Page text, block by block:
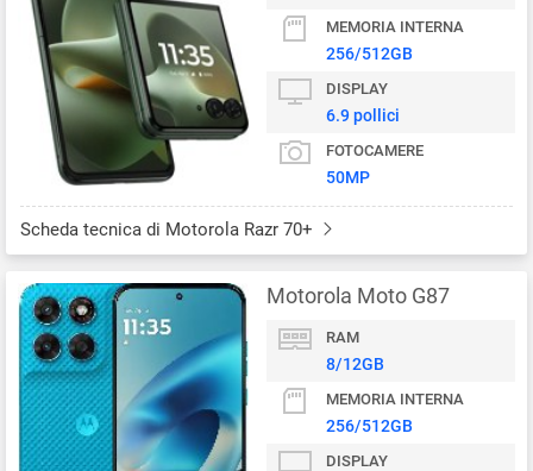
MEMORIA INTERNA
256/512GB
DISPLAY
6.9 pollici
FOTOCAMERE
50MP
Scheda tecnica di Motorola Razr 70+
Motorola Moto G87
RAM
8/12GB
MEMORIA INTERNA
256/512GB
DISPLAY